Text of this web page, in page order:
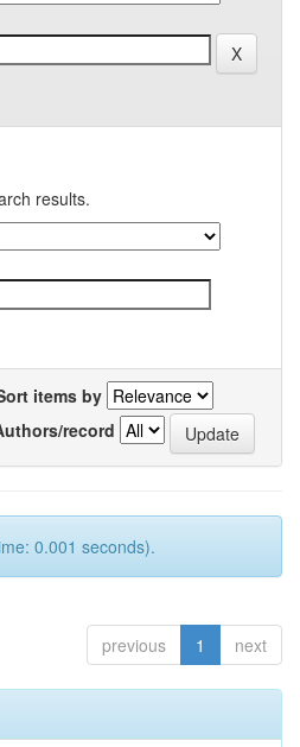
results.
items by
record
0.001 seconds).
previous 1 next